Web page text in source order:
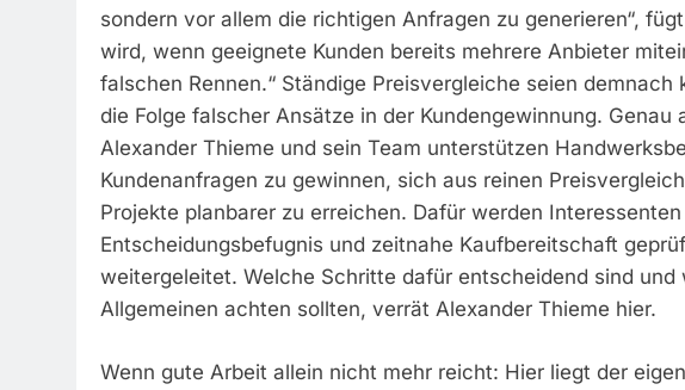
sondern vor allem die richtigen Anfragen zu generieren“,
wird, wenn geeignete Kunden bereits mehrere Anbieter
falschen Rennen.“ Ständige Preisvergleiche seien
die Folge falscher Ansätze in der Kundengewinnung. Genau
Alexander Thieme und sein Team unterstützen
Kundenanfragen zu gewinnen, sich aus reinen
Projekte planbarer zu erreichen. Dafür werden
Entscheidungsbefugnis und zeitnahe Kaufbereitschaft
weitergeleitet. Welche Schritte dafür entscheidend sind
Allgemeinen achten sollten, verrät Alexander Thieme hier.
Wenn gute Arbeit allein nicht mehr reicht: Hier liegt der